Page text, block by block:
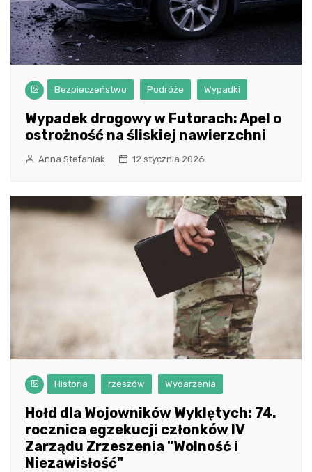
Bezpieczeństwo Podróże Wypadki
Wypadek drogowy w Futorach: Apel o
ostrożność na śliskiej nawierzchni
Anna Stefaniak 12 stycznia 2026
Historia rzeszów Wydarzenia
Hołd dla Wojowników Wyklętych: 74.
rocznica egzekucji członków IV
Zarządu Zrzeszenia "Wolność i
Niezawisłość"